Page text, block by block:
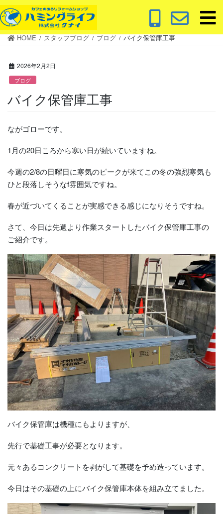
コ
ン
テ
ナ
ビ
ゲ
HOME スタッフブログ ブログ バイク保管庫工事
2026年2月2日
ブログ
バイク保管庫工事
ながゴローです。
1月の20日ころから寒い日が続いていますね。
今週の2/8の日曜日に寒気のピークが来てこの冬の強烈寒気も
ひと段落しそうなf雰囲気ですね。
春が近づいてくることが実感できる感じになりそうですね。
さて、今日は先週より作業スタートしたバイク保管庫工事の
ご紹介です。
バイク保管庫は機種にもよりますが、
先行で基礎工事が必要となります。
元々あるコンクリートを剥がして基礎を予め造っています。
今日はその基礎の上にバイク保管庫本体を組み立てました。